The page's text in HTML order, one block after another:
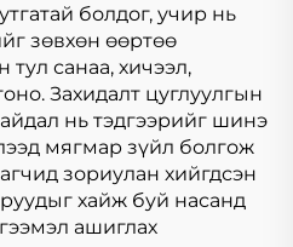
болдог, учир нь
зөвхөн өөртөө
санаа, хичээл,
Захидалт цуглуулгын
нь тэдгээрийг шинэ
мягмар зүйл болгож
зориулан хийгдсэн
хайж буй насанд
ашиглах